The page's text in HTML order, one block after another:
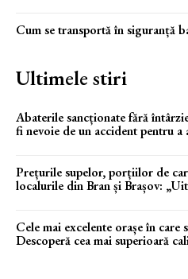
Cum se transportă în siguranță
Ultimele stiri
Abaterile sancționate fără
fi nevoie de un accident pentru a
Prețurile supelor, porțiilor de
localurile din Bran și Brașov:
Cele mai excelente orașe în care
Descoperă cea mai superioară